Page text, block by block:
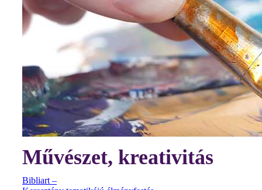
Művészet, kreativitás
Bibliart –